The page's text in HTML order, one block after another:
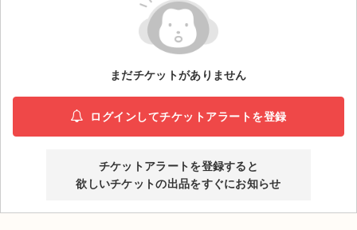
ライブ・コンサート（海外）
演劇・ミュージカル
まだチケットがありません
ログインしてチケットアラートを登録
チケットアラートを登録すると
欲しいチケットの出品をすぐにお知らせ